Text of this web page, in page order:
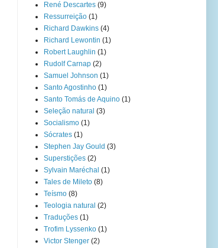
René Descartes (9)
Ressurreição (1)
Richard Dawkins (4)
Richard Lewontin (1)
Robert Laughlin (1)
Rudolf Carnap (2)
Samuel Johnson (1)
Santo Agostinho (1)
Santo Tomás de Aquino (1)
Seleção natural (3)
Socialismo (1)
Sócrates (1)
Stephen Jay Gould (3)
Superstições (2)
Sylvain Maréchal (1)
Tales de Mileto (8)
Teísmo (8)
Teologia natural (2)
Traduções (1)
Trofim Lyssenko (1)
Victor Stenger (2)